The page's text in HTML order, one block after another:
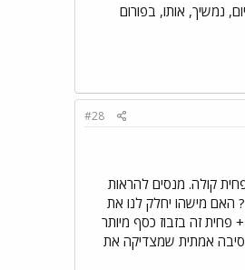
נמשיך, אותו, בפורום
#28
קולה. מנסים להראות
האם מישהו יחלק לנו את
פחית זה בזבוז כסף מיותר
סיבה אמתית שמצדיקה את